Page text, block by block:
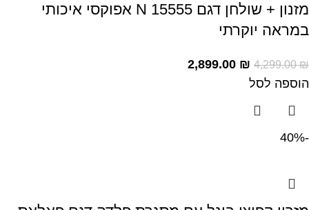
מזנון + שולחן דגם N 15555 אפוקסי איכותי
במראה יוקרתי
4,299.00₪
2,899.00 ₪
הוספה לסל
-40%